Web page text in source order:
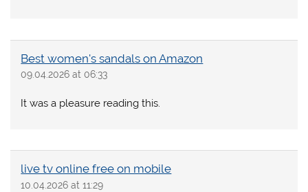
Best women's sandals on Amazon
09.04.2026 at 06:33
It was a pleasure reading this.
live tv online free on mobile
10.04.2026 at 11:29